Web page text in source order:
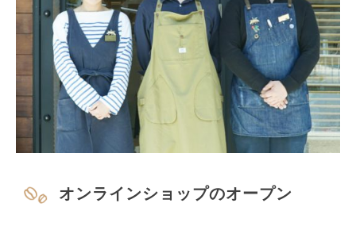
オンラインショップのオープン